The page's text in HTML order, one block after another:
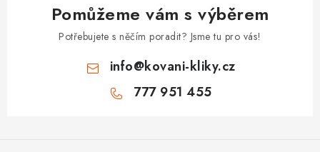
Pomůžeme vám s výběrem
Potřebujete s něčím poradit? Jsme tu pro vás!
info@kovani-kliky.cz
777 951 455